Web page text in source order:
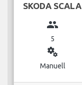
SKODA SCALA
group
5
miscellaneous_services
Manuell